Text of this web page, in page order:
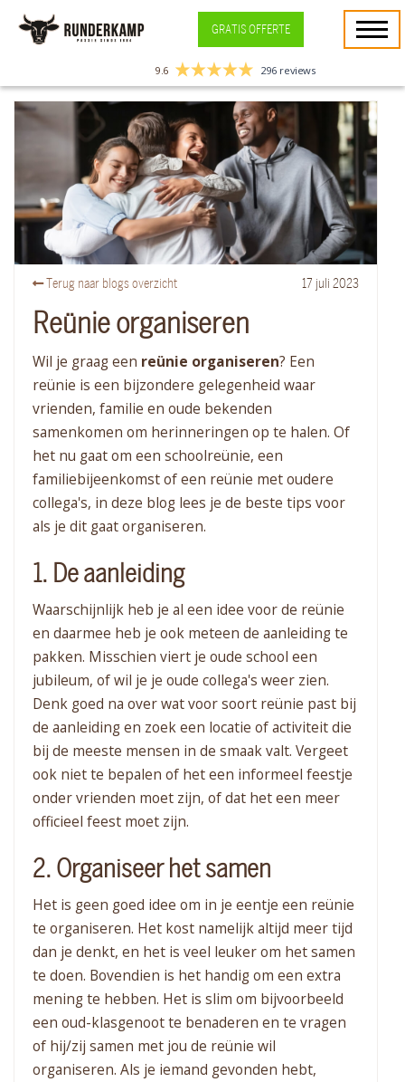
GRATIS OFFERTE
9.6 296 reviews
Terug naar blogs overzicht 17 juli 2023
Reünie organiseren
Wil je graag een reünie organiseren? Een
reünie is een bijzondere gelegenheid waar
vrienden, familie en oude bekenden
samenkomen om herinneringen op te halen. Of
het nu gaat om een schoolreünie, een
familiebijeenkomst of een reünie met oudere
collega's, in deze blog lees je de beste tips voor
als je dit gaat organiseren.
1. De aanleiding
Waarschijnlijk heb je al een idee voor de reünie
en daarmee heb je ook meteen de aanleiding te
pakken. Misschien viert je oude school een
jubileum, of wil je je oude collega's weer zien.
Denk goed na over wat voor soort reünie past bij
de aanleiding en zoek een locatie of activiteit die
bij de meeste mensen in de smaak valt. Vergeet
ook niet te bepalen of het een informeel feestje
onder vrienden moet zijn, of dat het een meer
officieel feest moet zijn.
2. Organiseer het samen
Het is geen goed idee om in je eentje een reünie
te organiseren. Het kost namelijk altijd meer tijd
dan je denkt, en het is veel leuker om het samen
te doen. Bovendien is het handig om een extra
mening te hebben. Het is slim om bijvoorbeeld
een oud-klasgenoot te benaderen en te vragen
of hij/zij samen met jou de reünie wil
organiseren. Als je iemand gevonden hebt,